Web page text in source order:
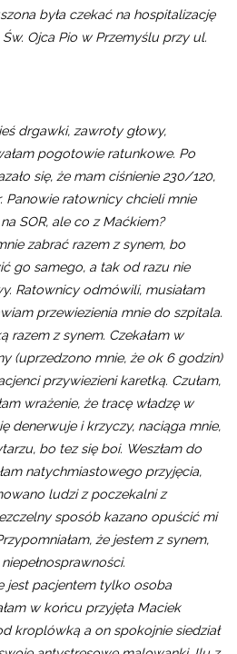
była czekać na hospitalizację
Ojca Pio w Przemyślu przy ul.
drgawki, zawroty głowy,
pogotowie ratunkowe. Po
się, że mam ciśnienie 230/120,
Panowie ratownicy chcieli mnie
SOR, ale co z Maćkiem?
zabrać razem z synem, bo
go samego, a tak od razu nie
Ratownicy odmówili, musiałam
przewiezienia mnie do szpitala.
razem z synem. Czekałam w
(uprzedzono mnie, że ok 6 godzin)
przywiezieni karetką. Czułam,
wrażenie, że tracę władzę w
denerwuje i krzyczy, naciąga mnie,
bo tez się boi. Weszłam do
natychmiastowego przyjęcia,
ludzi z poczekalni z
sposób kazano opuścić mi
że jestem z synem,
jest pacjentem tylko osoba
w końcu przyjęta Maciek
kroplówką a on spokojnie siedział